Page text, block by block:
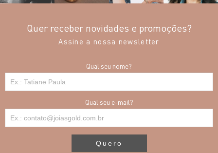
Quer receber novidades e promoções?
Assine a nossa newsletter
Qual seu nome?
Qual seu e-mail?
Quero